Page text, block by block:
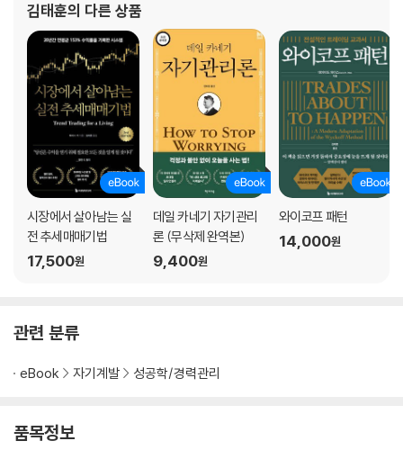
김태훈의 다른 상품
시장에서 살아남는 실
전 추세매매기법
17,500원
데일 카네기 자기관리
론 (무삭제 완역본)
9,400원
와이코프 패턴
14,000원
관련 분류
eBook 자기계발 성공학/경력관리
품목정보